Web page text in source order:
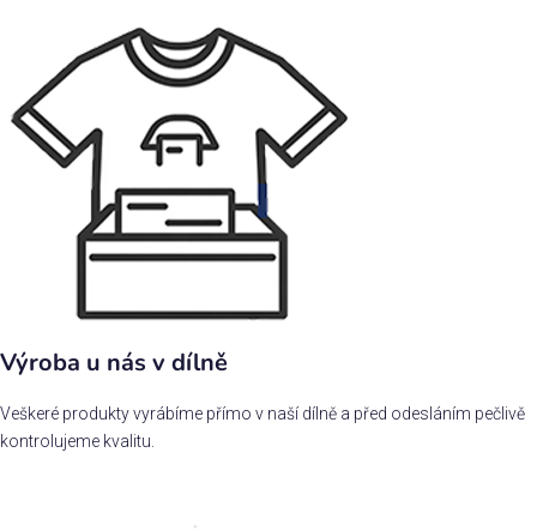
Výroba u nás v dílně
Veškeré produkty vyrábíme přímo v naší dílně a před odesláním pečlivě
kontrolujeme kvalitu.